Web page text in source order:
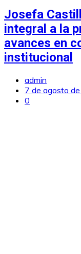
Josefa
integral a la
avances en
institucional
admin
7 de agosto
0